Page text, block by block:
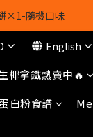
立減 $488
會員優惠]新會員
$2488 立減 $488
English
椰拿鐵熱賣中🔥
白粉食譜